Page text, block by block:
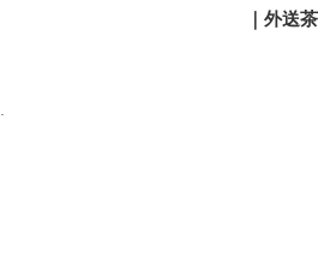
｜外送
.